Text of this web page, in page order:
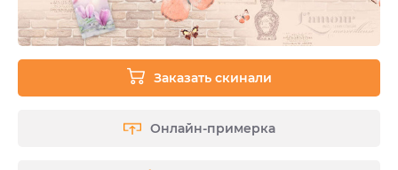
Заказать скинали
Онлайн-примерка